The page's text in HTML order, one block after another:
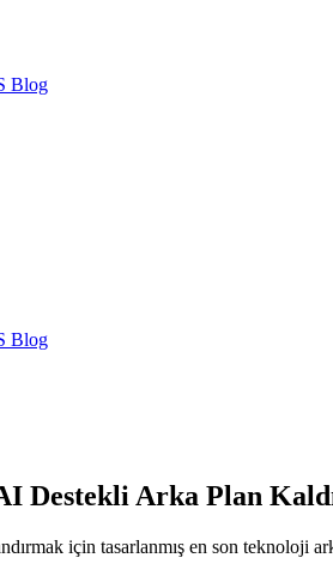
Blog
Blog
Destekli Arka Plan
için tasarlanmış en son